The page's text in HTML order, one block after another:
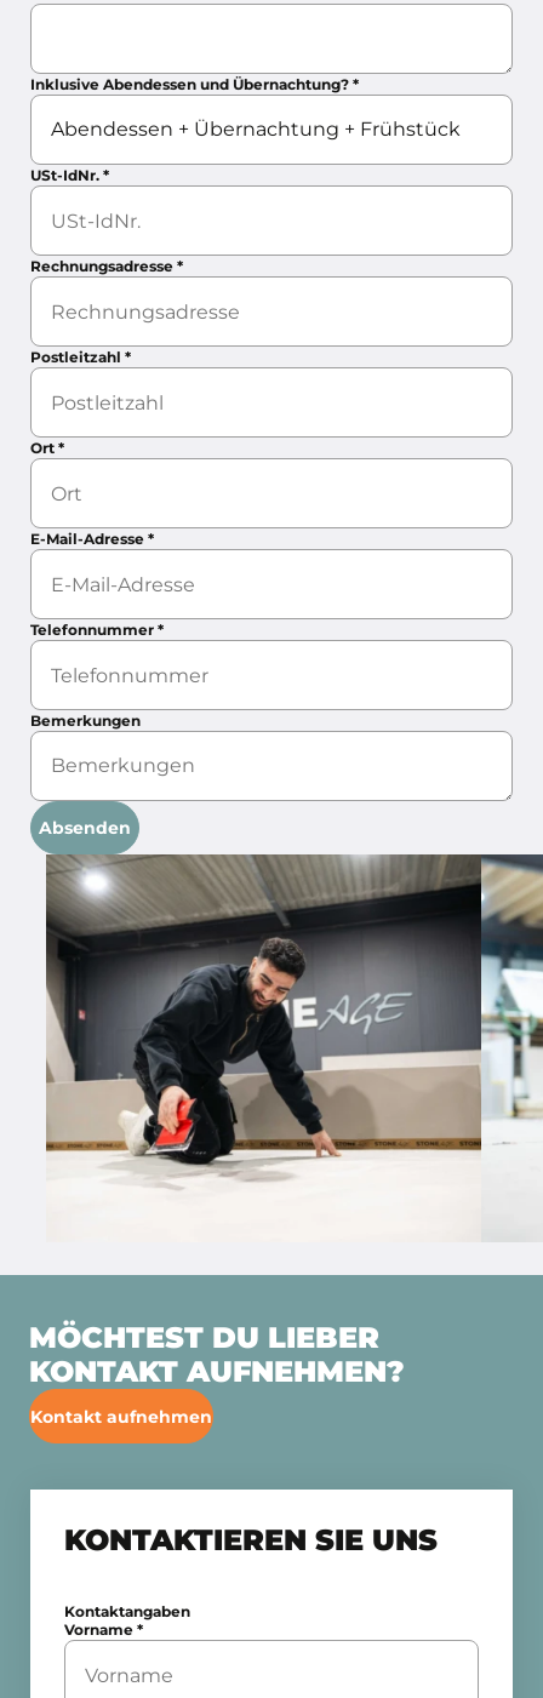
Inklusive Abendessen und Übernachtung? *
USt-IdNr. *
Rechnungsadresse *
Postleitzahl *
Ort *
E-Mail-Adresse *
Telefonnummer *
Bemerkungen
Absenden
MÖCHTEST DU LIEBER
KONTAKT AUFNEHMEN?
Kontakt aufnehmen
KONTAKTIEREN SIE UNS
Kontaktangaben
Vorname*